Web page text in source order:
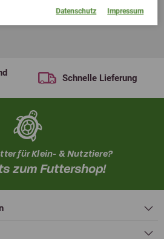
Datenschutz Impressum
Schnelle Lieferung
für Klein- & Nutztiere?
zum Futtershop!